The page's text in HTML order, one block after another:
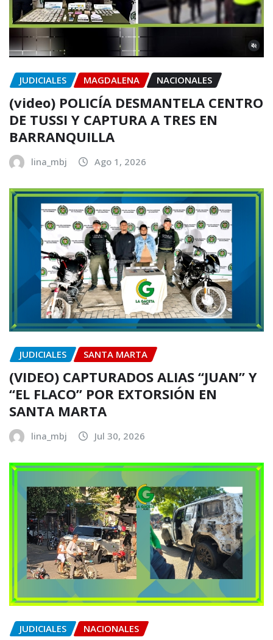
JUDICIALES MAGDALENA NACIONALES
(video) POLICÍA DESMANTELA CENTRO
DE TUSSI Y CAPTURA A TRES EN
BARRANQUILLA
lina_mbj Ago 1, 2026
JUDICIALES SANTA MARTA
(VIDEO) CAPTURADOS ALIAS “JUAN” Y
“EL FLACO” POR EXTORSIÓN EN
SANTA MARTA
lina_mbj Jul 30, 2026
JUDICIALES NACIONALES